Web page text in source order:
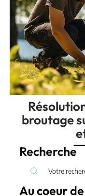
broutage
Recherche
Au coeur